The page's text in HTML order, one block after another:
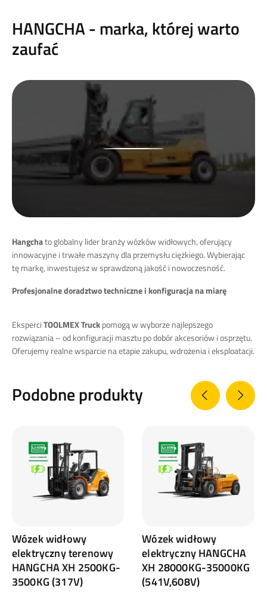
HANGCHA - marka, której warto
zaufać
Hangchato globalny lider branży wózków widłowych, oferujący
innowacyjne i trwałe maszyny dla przemysłu ciężkiego. Wybierając
tę markę, inwestujesz w sprawdzoną jakość i nowoczesność.
Profesjonalne doradztwo techniczne i konfiguracja na miarę
EksperciTOOLMEX Truckpomogą w wyborze najlepszego
rozwiązania – od konfiguracji masztu po dobór akcesoriów i osprzętu.
Oferujemy realne wsparcie na etapie zakupu, wdrożenia i eksploatacji.
Podobne produkty
Wózek widłowy
elektryczny terenowy
HANGCHA XH 2500KG-
3500KG (317V)
Wózek widłowy
elektryczny HANGCHA
XH 28000KG-35000KG
(541V,608V)